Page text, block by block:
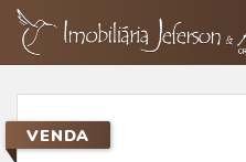
VENDA